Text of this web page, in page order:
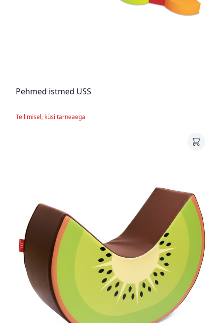
Pehmed istmed USS
Tellimisel, küsi tarneaega